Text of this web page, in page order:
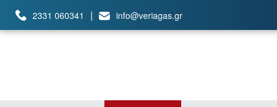
2331 060341 | info@veriagas.gr